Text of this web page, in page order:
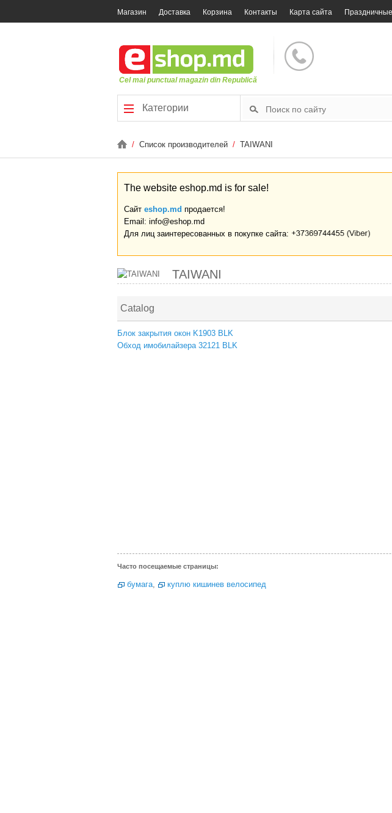
Магазин Доставка Корзина Контакты Карта сайта
Cel mai punctual magazin din Republică
Категории
/ Список производителей / TAIWANI
The website eshop.md is for sale!
Сайт eshop.md продается!
Email: info@eshop.md
Для лиц заинтересованных в покупке сайта:
TAIWANI
Catalog
Блок закрытия окон K1903 BLK
Обход имобилайзера 32121 BLK
Часто посещаемые страницы:
бумага, куплю кишинев велосипед